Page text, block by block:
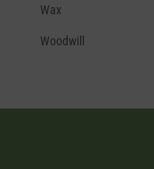
Wax
Woodwill